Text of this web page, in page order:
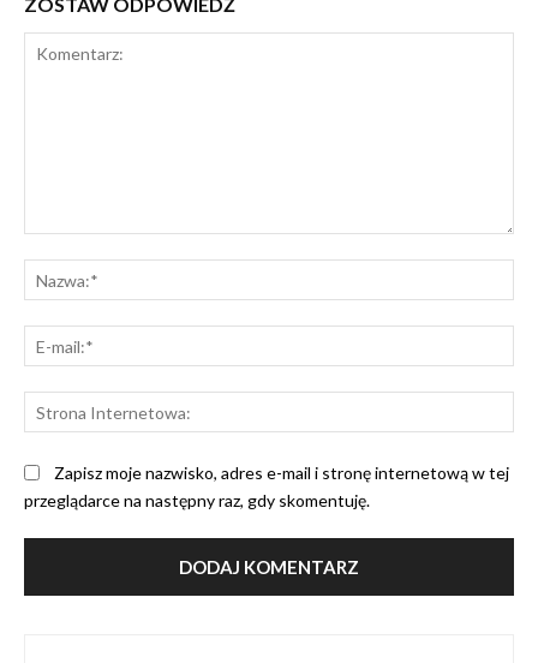
ZOSTAW ODPOWIEDŹ
Zapisz moje nazwisko, adres e-mail i stronę internetową w tej
przeglądarce na następny raz, gdy skomentuję.